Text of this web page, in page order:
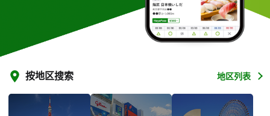
按地区搜索 地区列表